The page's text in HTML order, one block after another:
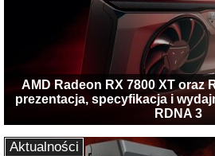
AMD Radeon RX 7800 XT oraz
prezentacja, specyfikacja i
RDNA 3
Aktualności